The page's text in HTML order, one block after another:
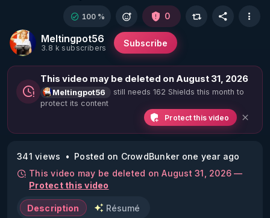
Meltingpot56
3.8 k subscribers Subscribe
100 % 0
This video may be deleted on August 31, 2026
Meltingpot56
still needs 162 Shields this month to
protect its content
Protect this video
341 views
Posted on CrowdBunker one year ago
This video may be deleted on August 31, 2026 —
Protect this video
Description Résumé